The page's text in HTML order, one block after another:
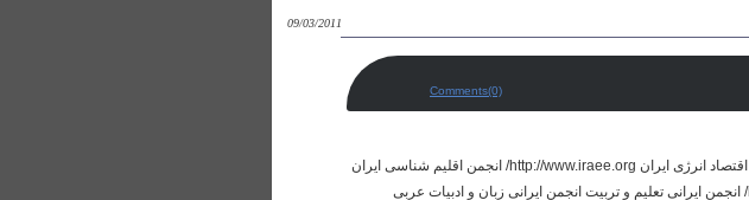
09/03/2011
انجمن‌هاي علمي ايران انجمن ارزيابي محيط زيست ايران http://www.iraneia.ir/ انجمن اقتصاد انرژی ایران http://www.iraee.org/ انجمن اقلیم شناسی ایران
http://www.asi.org.ir/ انجمن ایرانی اخلاق در علوم و فناوری http://iranethics.irost.org/ انجمن ایرانی تعلیم و تربیت انجمن ایرانی زبان و ادبیات عربی
Comments(0)